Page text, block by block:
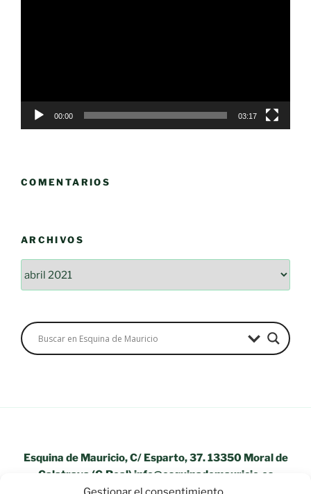
00:00 03:17
COMENTARIOS
ARCHIVOS
Esquina de Mauricio, C/ Esparto, 37. 13350 Moral de
Calatrava (C.Real) info@esquinademauricio.es